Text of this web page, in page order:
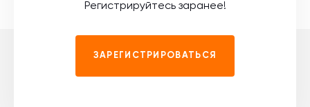
Регистрируйтесь заранее!
ЗАРЕГИСТРИРОВАТЬСЯ